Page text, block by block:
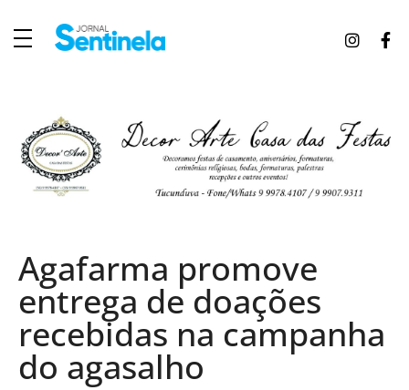
Agafarma promove
entrega de doações
recebidas na campanha
do agasalho